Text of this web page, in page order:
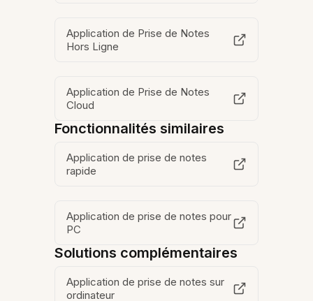
Application de Prise de Notes
Hors Ligne
Application de Prise de Notes
Cloud
Fonctionnalités similaires
Application de prise de notes
rapide
Application de prise de notes pour
PC
Solutions complémentaires
Application de prise de notes sur
ordinateur